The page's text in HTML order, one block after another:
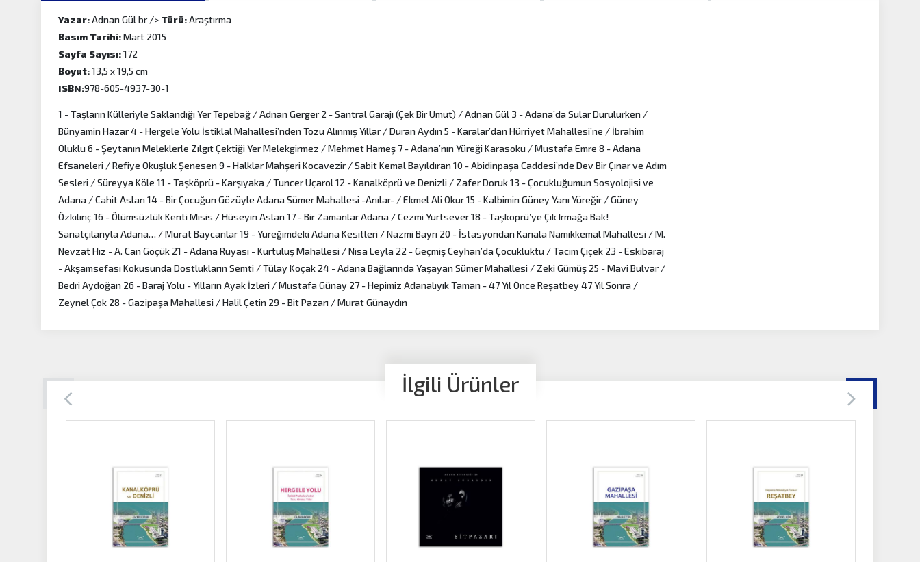
Yazar:Adnan Gül br /> Türü:Araştırma
Basım Tarihi:Mart 2015
Sayfa Sayısı:172
Boyut:13,5 x 19,5 cm
ISBN:978-605-4937-30-1
1 - Taşların Külleriyle Saklandığı Yer Tepebağ / Adnan Gerger 2 - Santral Garajı (Çek Bir Umut) / Adnan Gül 3 - Adana’da Sular Durulurken /
Bünyamin Hazar 4 - Hergele Yolu İstiklal Mahallesi’nden Tozu Alınmış Yıllar / Duran Aydın 5 - Karalar’dan Hürriyet Mahallesi’ne / İbrahim
Oluklu 6 - Şeytanın Meleklerle Zılgıt Çektiği Yer Melekgirmez / Mehmet Hameş 7 - Adana’nın Yüreği Karasoku / Mustafa Emre 8 - Adana
Efsaneleri / Refiye Okuşluk Şenesen 9 - Halklar Mahşeri Kocavezir / Sabit Kemal Bayıldıran 10 - Abidinpaşa Caddesi’nde Dev Bir Çınar ve Adım
Sesleri / Süreyya Köle 11 - Taşköprü - Karşıyaka / Tuncer Uçarol 12 - Kanalköprü ve Denizli / Zafer Doruk 13 - Çocukluğumun Sosyolojisi ve
Adana / Cahit Aslan 14 - Bir Çocuğun Gözüyle Adana Sümer Mahallesi -Anılar- / Ekmel Ali Okur 15 - Kalbimin Güney Yanı Yüreğir / Güney
Özkılınç 16 - Ölümsüzlük Kenti Misis / Hüseyin Aslan 17 - Bir Zamanlar Adana / Cezmi Yurtsever 18 - Taşköprü’ye Çık Irmağa Bak!
Sanatçılarıyla Adana… / Murat Baycanlar 19 - Yüreğimdeki Adana Kesitleri / Nazmi Bayrı 20 - İstasyondan Kanala Namıkkemal Mahallesi / M.
Nevzat Hız - A. Can Göçük 21 - Adana Rüyası - Kurtuluş Mahallesi / Nisa Leyla 22 - Geçmiş Ceyhan’da Çocukluktu / Tacim Çiçek 23 - Eskibaraj
- Akşamsefası Kokusunda Dostlukların Semti / Tülay Koçak 24 - Adana Bağlarında Yaşayan Sümer Mahallesi / Zeki Gümüş 25 - Mavi Bulvar /
Bedri Aydoğan 26 - Baraj Yolu - Yılların Ayak İzleri / Mustafa Günay 27 - Hepimiz Adanalıyık Taman - 47 Yıl Önce Reşatbey 47 Yıl Sonra /
Zeynel Çok 28 - Gazipaşa Mahallesi / Halil Çetin 29 - Bit Pazarı / Murat Günaydın
İlgili Ürünler